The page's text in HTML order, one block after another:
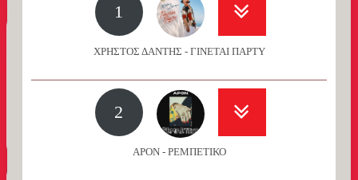
1
ΧΡΗΣΤΟΣ ΔΑΝΤΗΣ - ΓΙΝΕΤΑΙ ΠΑΡΤΥ
2
APON - ΡΕΜΠΕΤΙΚΟ